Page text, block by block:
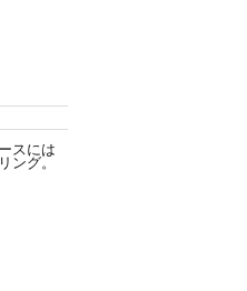
スには
ング。